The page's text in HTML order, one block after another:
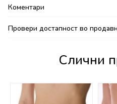
Коментари
Провери достапност во
Слични